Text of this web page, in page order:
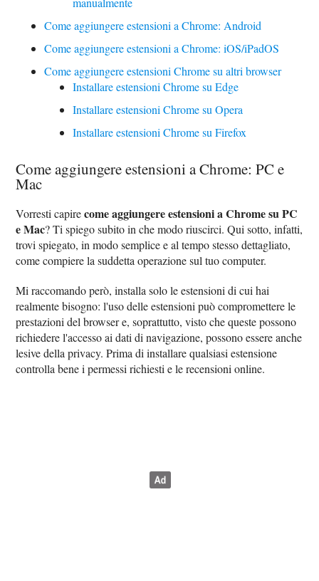
Come aggiungere estensioni a Chrome: Android
Come aggiungere estensioni a Chrome: iOS/iPadOS
Come aggiungere estensioni Chrome su altri browser
Installare estensioni Chrome su Edge
Installare estensioni Chrome su Opera
Installare estensioni Chrome su Firefox
Come aggiungere estensioni a Chrome: PC e
Mac
Vorresti capirecome aggiungere estensioni a Chrome su PC
e Mac? Ti spiego subito in che modo riuscirci. Qui sotto, infatti,
trovi spiegato, in modo semplice e al tempo stesso dettagliato,
come compiere la suddetta operazione sul tuo computer.
Mi raccomando però, installa solo le estensioni di cui hai
realmente bisogno: l'uso delle estensioni può compromettere le
prestazioni del browser e, soprattutto, visto che queste possono
richiedere l'accesso ai dati di navigazione, possono essere anche
lesive della privacy. Prima di installare qualsiasi estensione
controlla bene i permessi richiesti e le recensioni online.